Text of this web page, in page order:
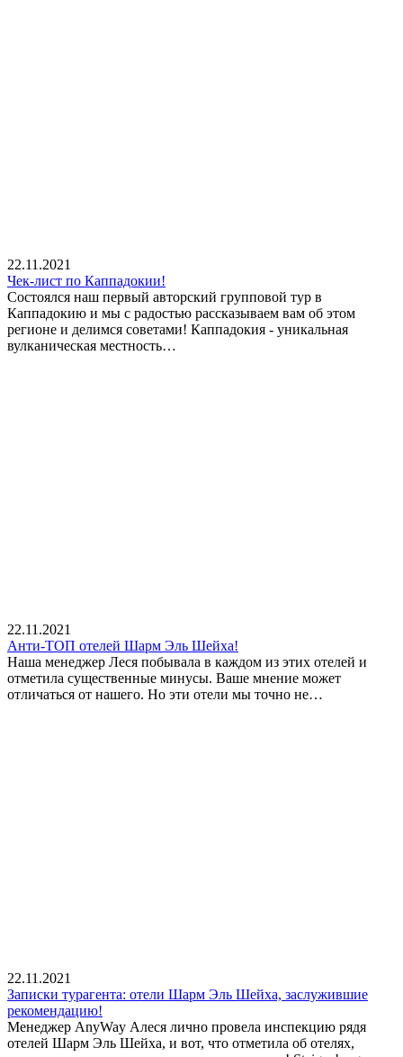
22.11.2021
Чек-лист по Каппадокии!
Состоялся наш первый авторский групповой тур в
Каппадокию и мы с радостью рассказываем вам об этом
регионе и делимся советами! Каппадокия - уникальная
вулканическая местность…
22.11.2021
Анти-ТОП отелей Шарм Эль Шейха!
Наша менеджер Леся побывала в каждом из этих отелей и
отметила существенные минусы. Ваше мнение может
отличаться от нашего. Но эти отели мы точно не…
22.11.2021
Записки турагента: отели Шарм Эль Шейха, заслужившие
рекомендацию!
Менеджер AnyWay Алеся лично провела инспекцию рядя
отелей Шарм Эль Шейха, и вот, что отметила об отелях,